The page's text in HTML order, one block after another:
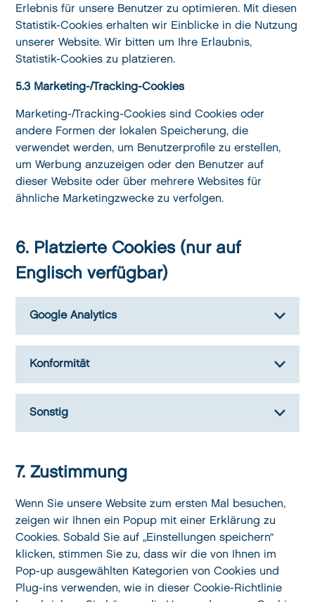
Erlebnis für unsere Benutzer zu optimieren. Mit diesen
Statistik-Cookies erhalten wir Einblicke in die Nutzung
unserer Website. Wir bitten um Ihre Erlaubnis,
Statistik-Cookies zu platzieren.
5.3 Marketing-/Tracking-Cookies
Marketing-/Tracking-Cookies sind Cookies oder
andere Formen der lokalen Speicherung, die
verwendet werden, um Benutzerprofile zu erstellen,
um Werbung anzuzeigen oder den Benutzer auf
dieser Website oder über mehrere Websites für
ähnliche Marketingzwecke zu verfolgen.
6. Platzierte Cookies (nur auf
Englisch verfügbar)
Google Analytics
Konformität
Sonstig
7. Zustimmung
Wenn Sie unsere Website zum ersten Mal besuchen,
zeigen wir Ihnen ein Popup mit einer Erklärung zu
Cookies. Sobald Sie auf „Einstellungen speichern“
klicken, stimmen Sie zu, dass wir die von Ihnen im
Pop-up ausgewählten Kategorien von Cookies und
Plug-ins verwenden, wie in dieser Cookie-Richtlinie